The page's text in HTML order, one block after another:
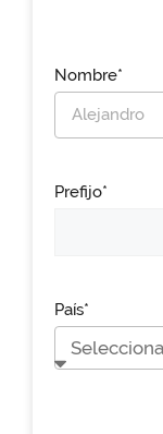
Nombre*
Prefijo*
País*